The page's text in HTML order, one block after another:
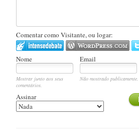
Comentar como Visitante, ou logar:
Nome Email
Mostrar junto aos seus
comentários.
Não mostrado publicamente.
Assinar